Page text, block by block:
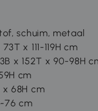
schuim, metaal
x 111-119H cm
x 152T x 90-98H
cm
68H cm
76 cm